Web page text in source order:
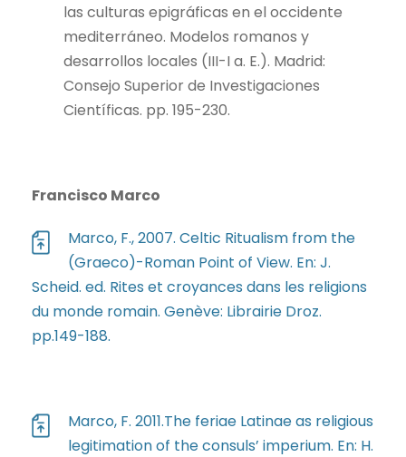
las culturas epigráficas en el occidente
mediterráneo. Modelos romanos y
desarrollos locales (III-I a. E.). Madrid:
Consejo Superior de Investigaciones
Científicas. pp. 195-230.
Francisco Marco
Marco, F., 2007. Celtic Ritualism from the
(Graeco)-Roman Point of View. En: J.
Scheid. ed. Rites et croyances dans les religions
du monde romain. Genève: Librairie Droz.
pp.149-188.
Marco, F. 2011.The feriae Latinae as religious
legitimation of the consuls’ imperium. En: H.